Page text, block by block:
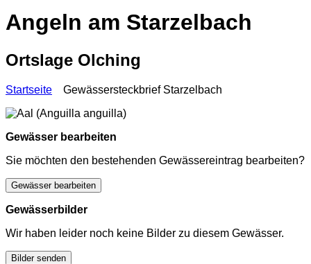
Angeln am Starzelbach
Ortslage Olching
Startseite Gewässersteckbrief Starzelbach
Gewässer bearbeiten
Sie möchten den bestehenden Gewässereintrag bearbeiten?
Gewässer bearbeiten
Gewässerbilder
Wir haben leider noch keine Bilder zu diesem Gewässer.
Bilder senden